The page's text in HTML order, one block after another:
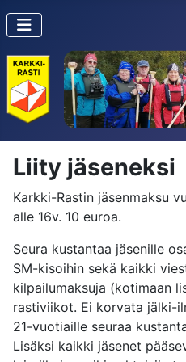
Liity jäseneksi
Karkki-Rastin jäsenmaksu
alle 16v. 10 euroa.
Seura kustantaa jäsenille
SM-kisoihin sekä kaikki
kilpailumaksuja (kotimaan
rastiviikot. Ei korvata jälki-
21-vuotiaille seuraa
Lisäksi kaikki jäsenet